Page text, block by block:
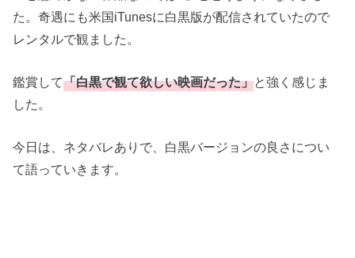
た。奇遇にも米国iTunesに白黒版が配信されていたので
レンタルで観ました。
鑑賞して「白黒で観て欲しい映画だった」と強く感じま
した。
今日は、ネタバレありで、白黒バージョンの良さについ
て語っていきます。